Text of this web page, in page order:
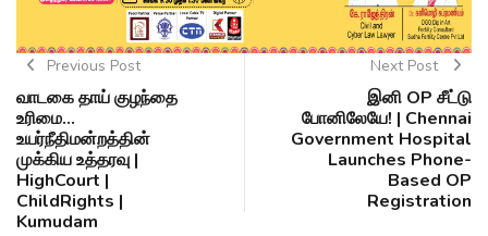
Previous Post
வாடகை தாய் குழந்தை
உரிமை...
உயர்நீதிமன்றத்தின்
முக்கிய உத்தரவு |
HighCourt |
ChildRights |
Kumudam
Next Post
இனி OP சீட்டு
போனிலேயே! | Chennai
Government Hospital
Launches Phone-
Based OP
Registration